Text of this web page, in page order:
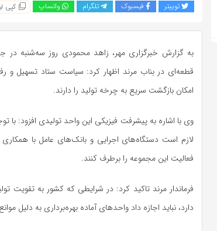
توییتر فیسبوک تلگرام واتساپ کپی
قطعه‌ای در بناب مرند اظهار کرد: سیاست ستاد تسهیل و
امکان بازگشت سریع به چرخه تولید را دارند.
وی با اشاره به پیشرفت فیزیکی این واحد تولیدی افزود:
لازم است دستگاه‌های اجرایی و بانک‌های عامل با همکاری
فعالیت این مجموعه را برطرف کنند.
فرماندار مرند تاکید کرد: در شرایطی که کشور به تقویت
دارد، نباید اجازه داد واحدهای آماده بهره‌برداری به دلیل